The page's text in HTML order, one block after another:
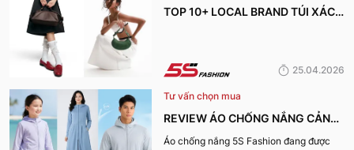
nay.
TOP 10+ LOCAL BRAND TÚI XÁCH
25.04.2026
Tư vấn chọn mua
REVIEW ÁO CHỐNG NẮNG CẢN
TIA UV, CHỐNG NẮNG TỐT NHẤT
Áo chống nắng 5S Fashion đang được